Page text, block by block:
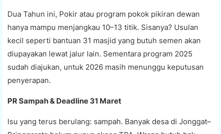
Dua Tahun ini, Pokir atau program pokok pikiran dewan
hanya mampu menjangkau 10–13 titik. Sisanya? Usulan
kecil seperti bantuan 31 masjid yang butuh semen akan
diupayakan lewat jalur lain. Sementara program 2025
sudah diajukan, untuk 2026 masih menunggu keputusan
penyerapan.
PR Sampah & Deadline 31 Maret
Isu yang terus berulang: sampah. Banyak desa di Jonggat–